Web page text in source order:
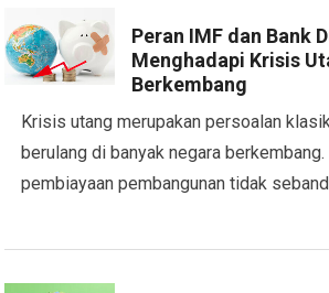
Peran IMF dan Bank
Menghadapi Krisis
Berkembang
Krisis utang merupakan persoalan
berulang di banyak negara
pembiayaan pembangunan tidak